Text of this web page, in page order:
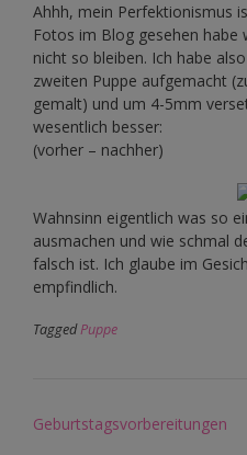
Ahhh, mein Perfektionismus
Fotos im Blog gesehen habe
nicht so bleiben. Ich habe
zweiten Puppe aufgemacht
gemalt) und um 4-5mm
wesentlich besser:
(vorher – nachher)
Wahnsinn eigentlich was so
ausmachen und wie schmal
falsch ist. Ich glaube im
empfindlich.
TaggedPuppe
Post
Geburtstagsvorbereitungen